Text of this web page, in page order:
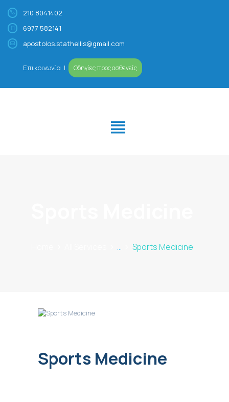
210 8041402
6977 582141
apostolos.stathellis@gmail.com
Επικοινωνία | Οδηγίες προς ασθενείς
... Sports Medicine
Ορθοπαιδικός Χειρουργός – Αθλητίατρος
Sports Medicine